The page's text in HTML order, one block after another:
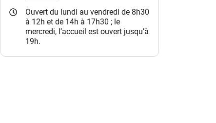
Ouvert du lundi au vendredi de 8h30
à 12h et de 14h à 17h30 ; le
mercredi, l’accueil est ouvert jusqu’à
19h.